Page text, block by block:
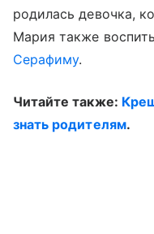
родилась девочка,
Мария также
Серафиму.
Читайте также:
знать родителям.